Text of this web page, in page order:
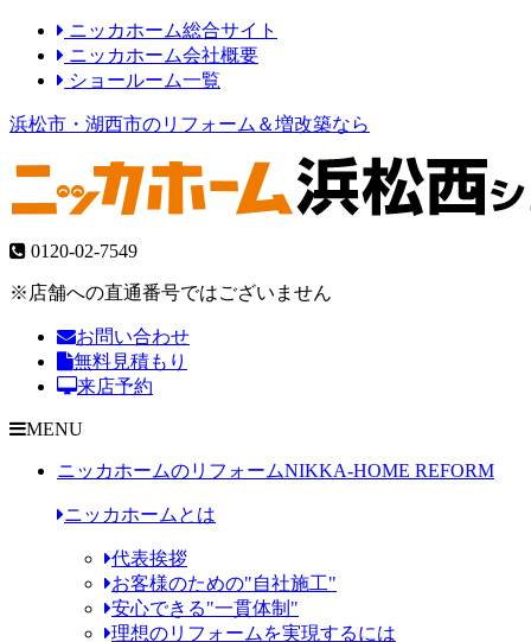
ニッカホーム総合サイト
ニッカホーム会社概要
ショールーム一覧
浜松市・湖西市のリフォーム＆増改築なら
0120-02-7549
※店舗への直通番号ではございません
お問い合わせ
無料見積もり
来店予約
MENU
ニッカホームのリフォームNIKKA-HOME REFORM
ニッカホームとは
代表挨拶
お客様のための"自社施工"
安心できる"一貫体制"
理想のリフォームを実現するには